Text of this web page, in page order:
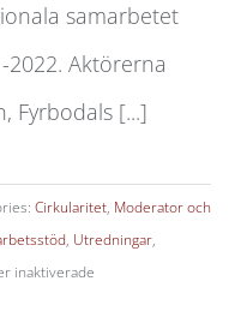
samarbetet
2022. Aktörerna
Fyrbodals [...]
Cirkularitet, Moderator och
, Utredningar,
inaktiverade